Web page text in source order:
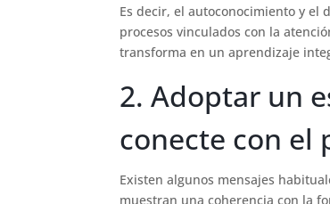
Es decir, el autoconocimiento y el
procesos vinculados con la
transforma en un aprendizaje
2. Adoptar un
conecte con el
Existen algunos mensajes
muestran una coherencia con la